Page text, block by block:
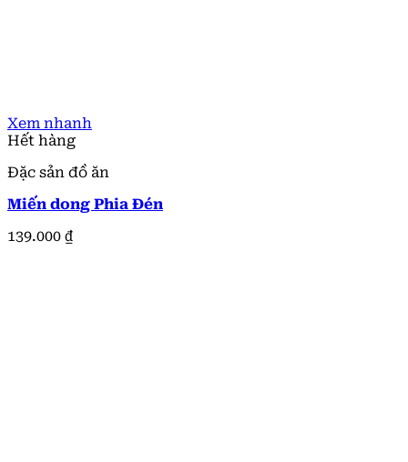
Xem nhanh
Hết hàng
Đặc sản đồ ăn
Miến dong Phia Đén
139.000 ₫